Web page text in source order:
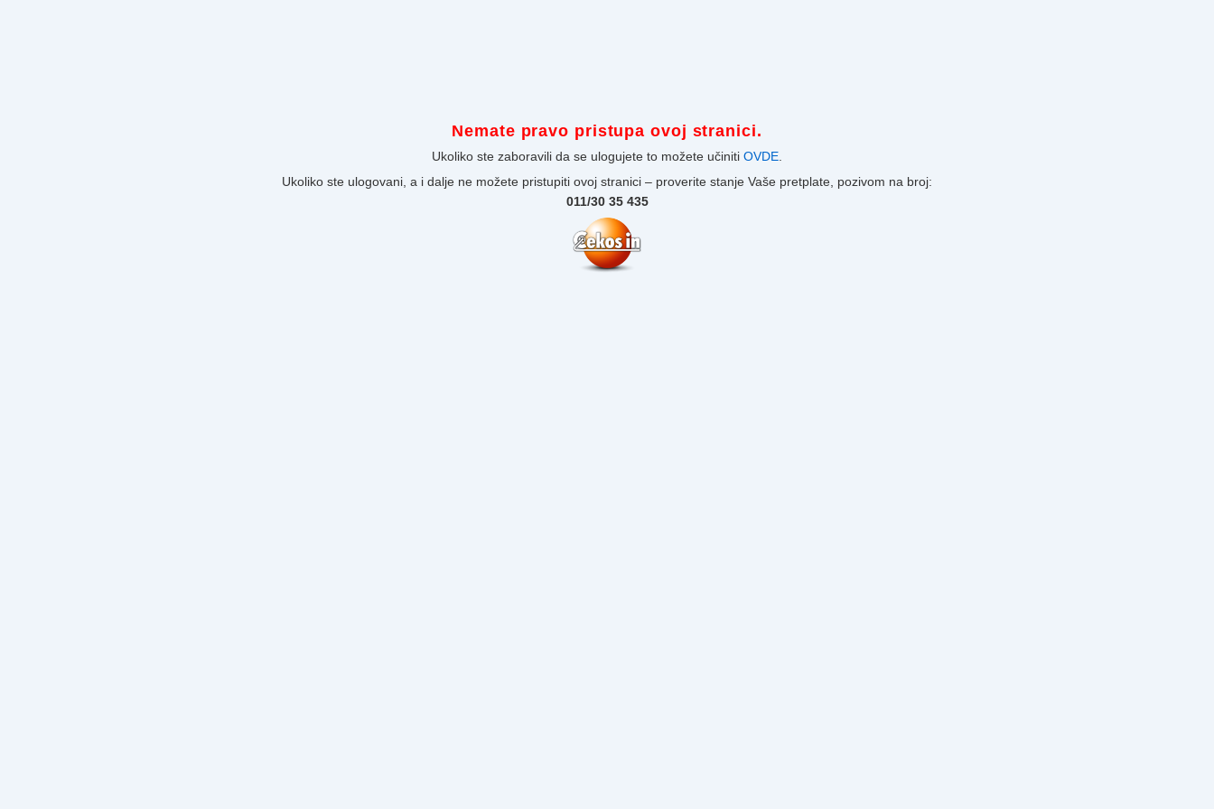
Nemate pravo pristupa ovoj stranici.
Ukoliko ste zaboravili da se ulogujete to možete učiniti OVDE.
Ukoliko ste ulogovani, a i dalje ne možete pristupiti ovoj stranici – proverite stanje Vaše pretplate, pozivom na broj:
011/30 35 435